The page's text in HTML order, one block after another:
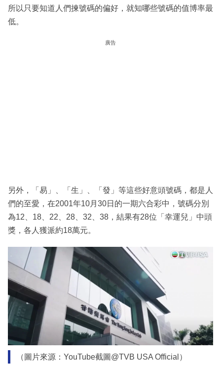
所以只要知道人們揀號碼的偏好，就知哪些號碼的值博率最
低。
廣告
另外，「易」、「生」、「發」等這些好意頭號碼，都是人
們的至愛，在2001年10月30日的一期六合彩中，號碼分別
為12、18、22、28、32、38，結果有28位「幸運兒」中頭
獎，各人獲派約18萬元。
（圖片來源：YouTube截圖@TVB USA Official）